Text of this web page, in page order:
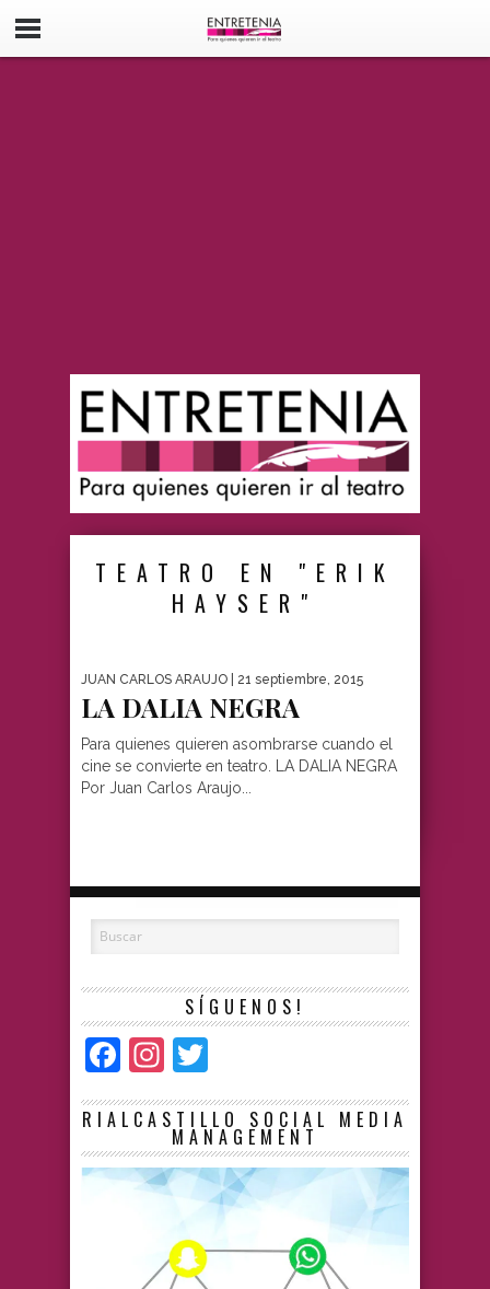
TEATRO EN "ERIK
HAYSER"
JUAN CARLOS ARAUJO | 21 septiembre, 2015
LA DALIA NEGRA
Para quienes quieren asombrarse cuando el
cine se convierte en teatro. LA DALIA NEGRA
Por Juan Carlos Araujo...
SÍGUENOS!
Facebook
Instagram
RIALCASTILLO SOCIAL MEDIA
MANAGEMENT